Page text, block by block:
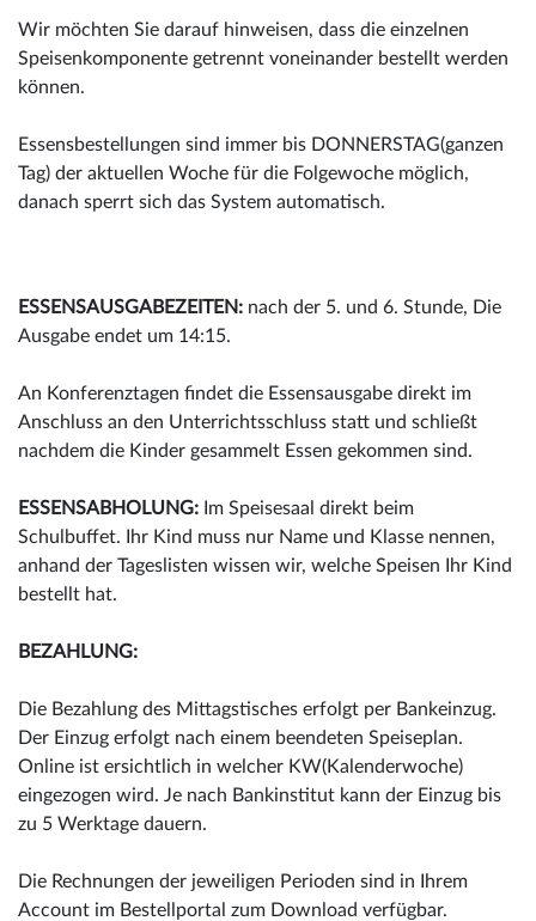
Wir möchten Sie darauf hinweisen, dass die einzelnen
Speisenkomponente getrennt voneinander bestellt werden
können.
Essensbestellungen sind immer bis DONNERSTAG(ganzen
Tag) der aktuellen Woche für die Folgewoche möglich,
danach sperrt sich das System automatisch.
ESSENSAUSGABEZEITEN: nach der 5. und 6. Stunde, Die
Ausgabe endet um 14:15.
An Konferenztagen findet die Essensausgabe direkt im
Anschluss an den Unterrichtsschluss statt und schließt
nachdem die Kinder gesammelt Essen gekommen sind.
ESSENSABHOLUNG: Im Speisesaal direkt beim
Schulbuffet. Ihr Kind muss nur Name und Klasse nennen,
anhand der Tageslisten wissen wir, welche Speisen Ihr Kind
bestellt hat.
BEZAHLUNG:
Die Bezahlung des Mittagstisches erfolgt per Bankeinzug.
Der Einzug erfolgt nach einem beendeten Speiseplan.
Online ist ersichtlich in welcher KW(Kalenderwoche)
eingezogen wird. Je nach Bankinstitut kann der Einzug bis
zu 5 Werktage dauern.
Die Rechnungen der jeweiligen Perioden sind in Ihrem
Account im Bestellportal zum Download verfügbar.